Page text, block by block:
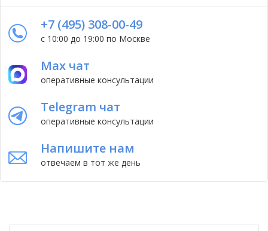
+7 (495) 308-00-49
с 10:00 до 19:00 по Москве
Max чат
оперативные консультации
Telegram чат
оперативные консультации
Напишите нам
отвечаем в тот же день